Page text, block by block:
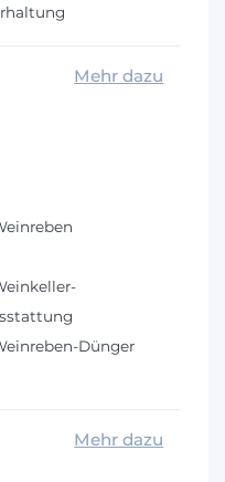
Mehr dazu
Dünger
Mehr dazu